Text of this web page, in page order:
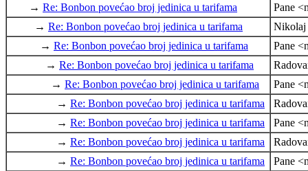
→ Re: Bonbon povećao broj jedinica u tarifama
Pane
→ Re: Bonbon povećao broj jedinica u tarifama
Nikolaj
→ Re: Bonbon povećao broj jedinica u tarifama
Pane
→ Re: Bonbon povećao broj jedinica u tarifama
→ Re: Bonbon povećao broj jedinica u tarifama
Pane
→ Re: Bonbon povećao broj jedinica u tarifama
→ Re: Bonbon povećao broj jedinica u tarifama
Pane
→ Re: Bonbon povećao broj jedinica u tarifama
→ Re: Bonbon povećao broj jedinica u tarifama
Pane